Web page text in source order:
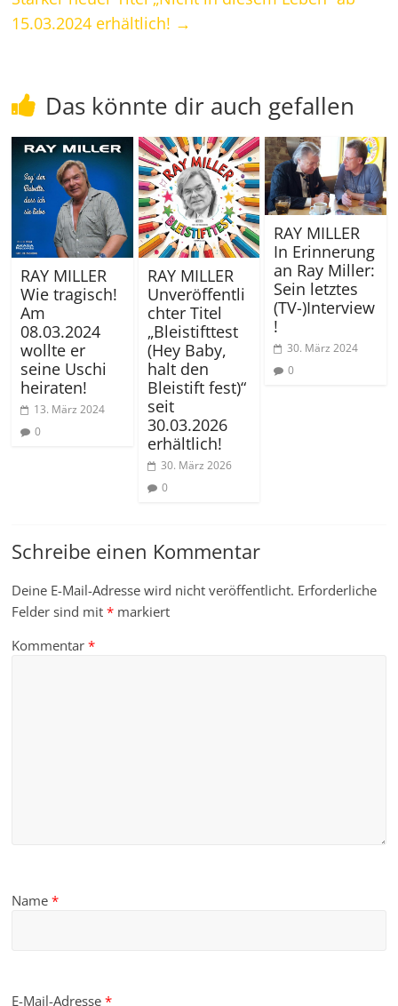
15.03.2024 erhältlich! →
Das könnte dir auch gefallen
RAY MILLER
Wie tragisch!
Am
08.03.2024
wollte er
seine Uschi
heiraten!
13. März 2024
0
RAY MILLER
Unveröffentli
chter Titel
„Bleistifttest
(Hey Baby,
halt den
Bleistift fest)“
seit
30.03.2026
erhältlich!
30. März 2026
0
RAY MILLER
In Erinnerung
an Ray Miller:
Sein letztes
(TV-)Interview
!
30. März 2024
0
Schreibe einen Kommentar
Deine E-Mail-Adresse wird nicht veröffentlicht. Erforderliche
Felder sind mit* markiert
Kommentar*
Name*
E-Mail-Adresse*